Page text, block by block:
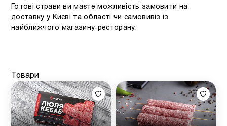
Готові страви ви маєте можливість замовити на
доставку у Києві та області чи самовивіз із
найближчого магазину-ресторану.
Товари